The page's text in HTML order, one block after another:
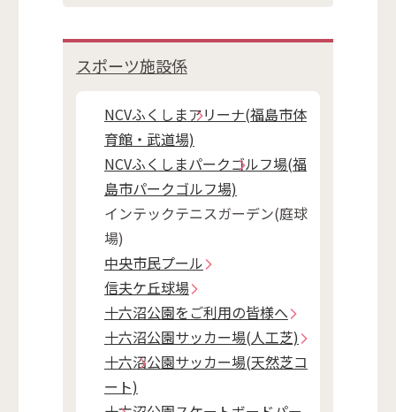
スポーツ施設係
NCVふくしまアリーナ(福島市体
育館・武道場)
NCVふくしまパークゴルフ場(福
島市パークゴルフ場)
インテックテニスガーデン(庭球
場)
中央市民プール
信夫ケ丘球場
十六沼公園をご利用の皆様へ
十六沼公園サッカー場(人工芝)
十六沼公園サッカー場(天然芝コ
ート)